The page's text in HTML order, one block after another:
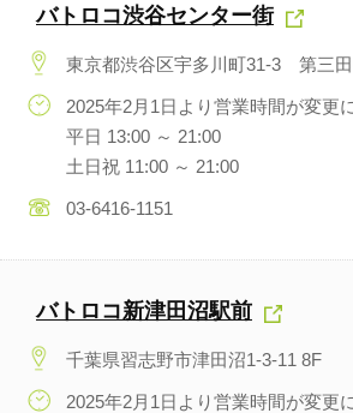
バトロコ渋谷センター街
東京都渋谷区宇多川町31-3 第三
2025年2月1日より営業時間が変更
平日 13:00 ～ 21:00
土日祝 11:00 ～ 21:00
03-6416-1151
バトロコ新津田沼駅前
千葉県習志野市津田沼1-3-11 8F
2025年2月1日より営業時間が変更